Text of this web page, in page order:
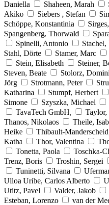
Daniella
Shaheen, Marah
Akiko
Siebers , Stefan
Schöppe, Konstantinia
Spangenberg, Thorwald
Spinelli, Antonio
Stachel,
Stahl, Dörte
Stamer, Marc
Stein, Elisabeth
Steiner,
Steven, Beate
Stolorz,
Jörg
Strotmann, Peter
Katharina
Stumpf, Herbert
Simone
Szyszka, Michael
TavaTech GmbH,
Taylor,
Thanos, Nikolaos
Theile,
Heike
Thibault-
Katha
Thor, Valentina
Tonetta, Paola
Toschka-
Trenz, Boris
Troshin, Sergei
Tuninetti, Silvana
Ulloa Uribe, Carlos Alberto
Utitz, Pavel
Valder, Jakob
Esteban, Lorenzo
van der